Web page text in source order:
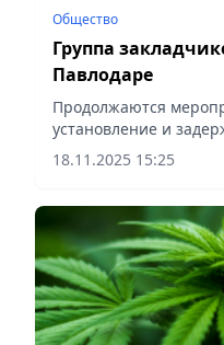
Общество
Группа
Павлодаре
Продолжаются
установление и
созданию и
интернет-магазина,
18.11.2025 15:25